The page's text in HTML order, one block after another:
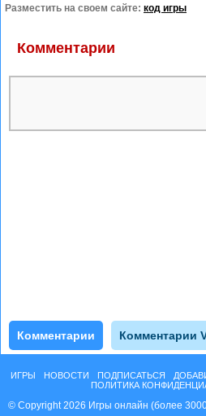
Разместить на своем сайте: код игры
Комментарии
Комментарии Комментарии
ИГРЫ НОВОСТИ ПОДПИСАТЬСЯ
ПОЛИТИКА
© Copyright 2026 Игры онлайн (более